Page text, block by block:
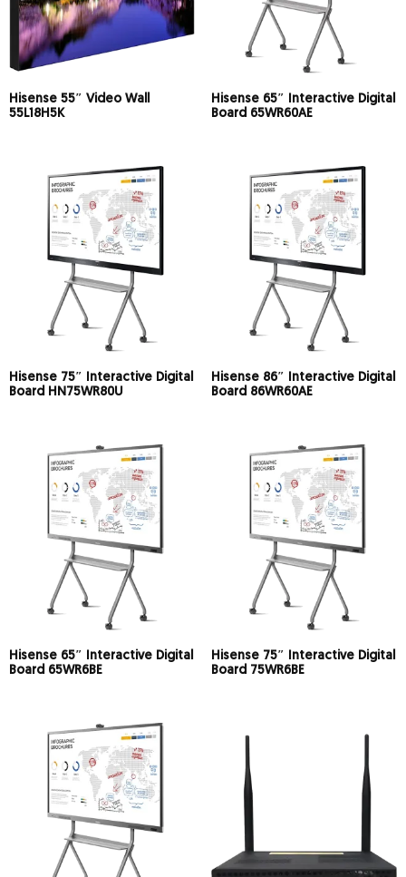
Hisense 55″ Video Wall
55L18H5K
Hisense 65″ Interactive Digital
Board 65WR60AE
Hisense 75″ Interactive Digital
Board HN75WR80U
Hisense 86″ Interactive Digital
Board 86WR60AE
Hisense 65″ Interactive Digital
Board 65WR6BE
Hisense 75″ Interactive Digital
Board 75WR6BE